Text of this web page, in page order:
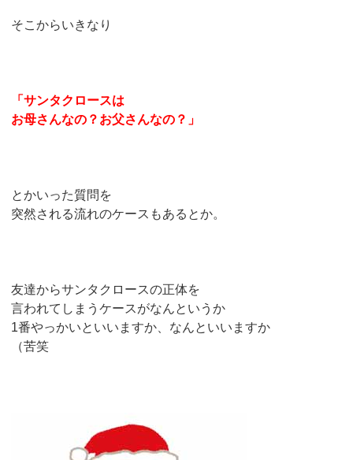
そこからいきなり
「サンタクロースは
お母さんなの？お父さんなの？」
とかいった質問を
突然される流れのケースもあるとか。
友達からサンタクロースの正体を
言われてしまうケースがなんというか
1番やっかいといいますか、なんといいますか
（苦笑